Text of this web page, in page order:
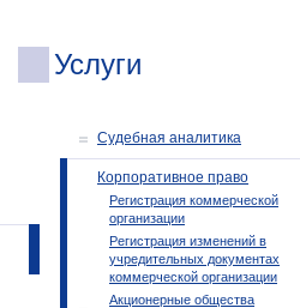
Услуги
Судебная аналитика
Корпоративное право
Регистрация коммерческой
организации
Регистрация изменений в
учредительных документах
коммерческой организации
Акционерные общества